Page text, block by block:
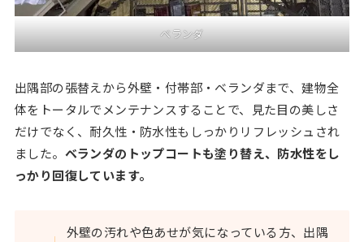
ベランダ
出隅部の張替えから外壁・付帯部・ベランダまで、建物全
体をトータルでメンテナンスすることで、見た目の美しさ
だけでなく、耐久性・防水性もしっかりリフレッシュされ
ました。 ベランダのトップコートも塗り替え、防水性をし
っかり回復しています。
外壁の汚れや色あせが気になっている方、出隅